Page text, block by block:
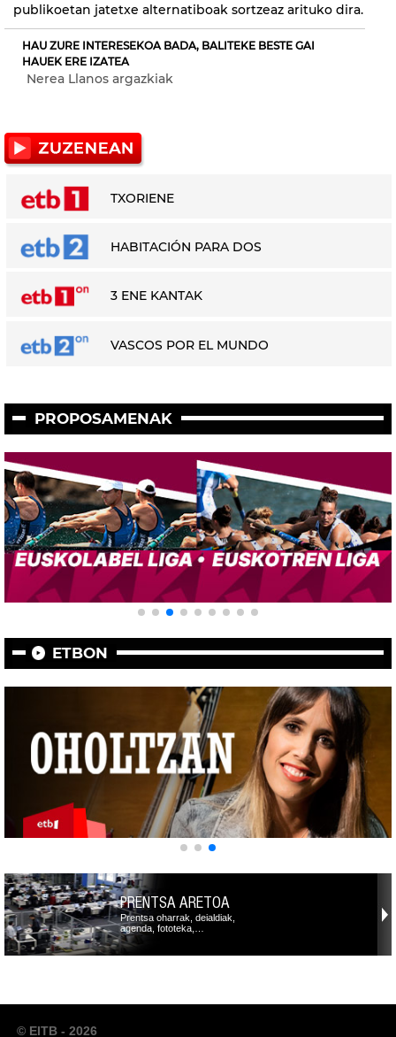
publikoetan jatetxe alternatiboak sortzeaz arituko dira.
HAU ZURE INTERESEKOA BADA, BALITEKE BESTE GAI
HAUEK ERE IZATEA
Nerea Llanos argazkiak
TXORIENE
HABITACIÓN PARA DOS
3 ENE KANTAK
VASCOS POR EL MUNDO
PROPOSAMENAK
ETBON
PRENTSA ARETOA
Prentsa oharrak, deialdiak,
agenda, fototeka,…
© EITB - 2026